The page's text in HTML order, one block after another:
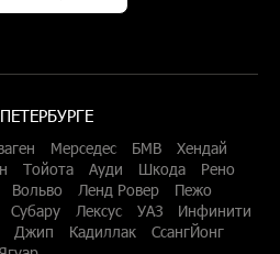
Мерседес БМВ
Хендай
Тойота Ауди Шкода
Рено
Вольво Ленд Ровер
Пежо
Субару Лексус УАЗ
Инфинити
Джип Кадиллак
СсангЙонг